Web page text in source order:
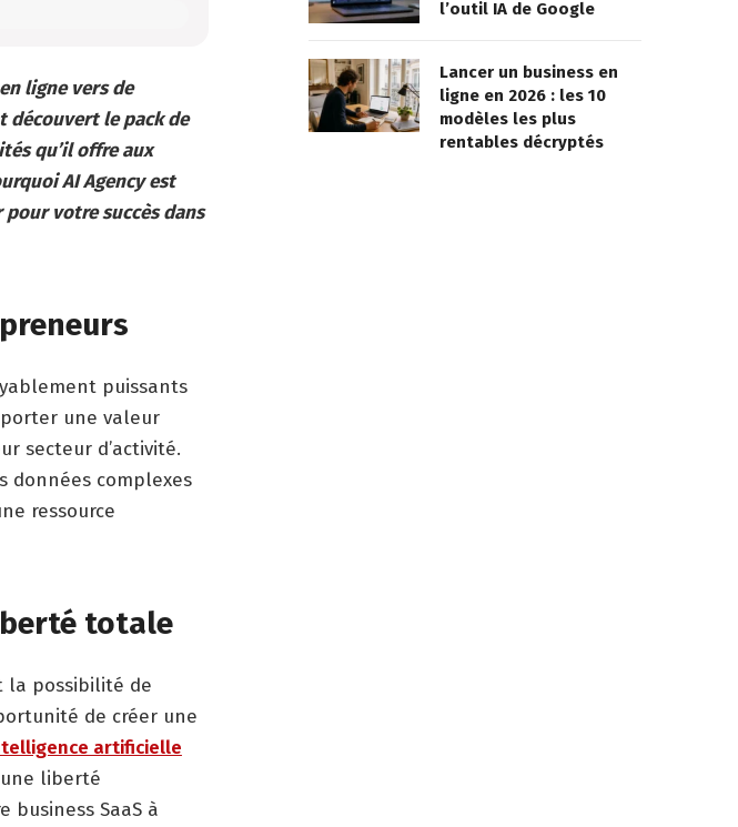
ligne vers de
découvert le pack de
qu’il offre aux
AI Agency est
votre succès dans
puissants
une valeur
secteur d’activité.
données complexes
ressource
totale
la possibilité de
de créer une
artificielle
liberté
SaaS à
l’outil IA de Google
Lancer un business en
ligne en 2026 : les 10
modèles les plus
rentables décryptés